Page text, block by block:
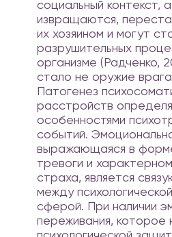
социальный контекст,
извращаются,
их хозяином и могут
разрушительных
организме (Радченко,
стало не оружие
Патогенез
расстройств
особенностями
событий.
выражающаяся в
тревоги и
страха, является
между
сферой. При наличии
переживания, которое